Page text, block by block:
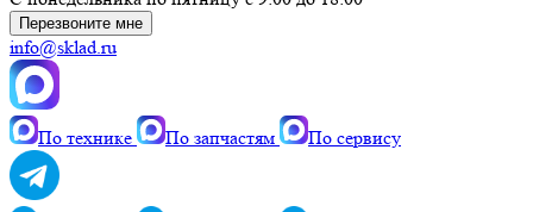
Перезвоните мне
info@sklad.ru
По технике По запчастям По сервису